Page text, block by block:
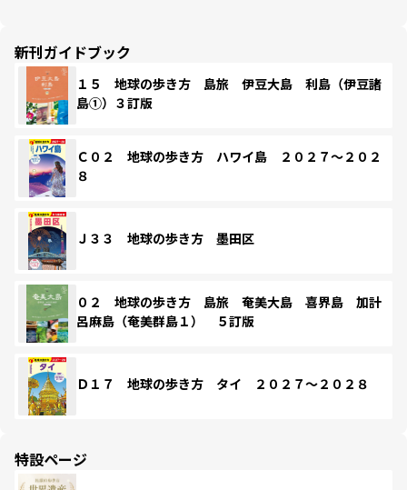
新刊ガイドブック
１５ 地球の歩き方 島旅 伊豆大島 利島（伊豆諸
島①）３訂版
Ｃ０２ 地球の歩き方 ハワイ島 ２０２７～２０２
８
Ｊ３３ 地球の歩き方 墨田区
０２ 地球の歩き方 島旅 奄美大島 喜界島 加計
呂麻島（奄美群島１） ５訂版
Ｄ１７ 地球の歩き方 タイ ２０２７～２０２８
特設ページ